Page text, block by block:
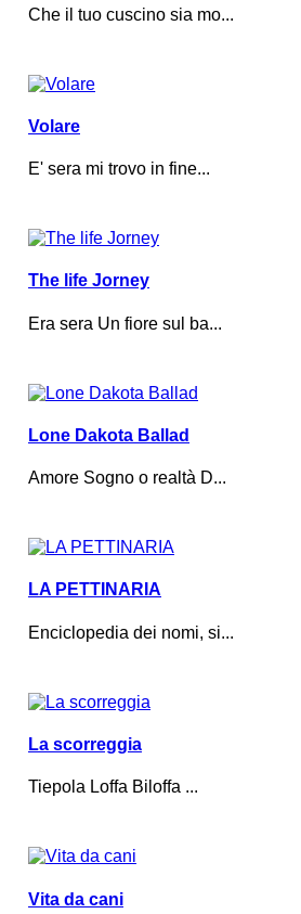
Che il tuo cuscino sia mo...
Volare
E' sera mi trovo in fine...
The life Jorney
Era sera Un fiore sul ba...
Lone Dakota Ballad
Amore Sogno o realtà D...
LA PETTINARIA
Enciclopedia dei nomi, si...
La scorreggia
Tiepola Loffa Biloffa ...
Vita da cani